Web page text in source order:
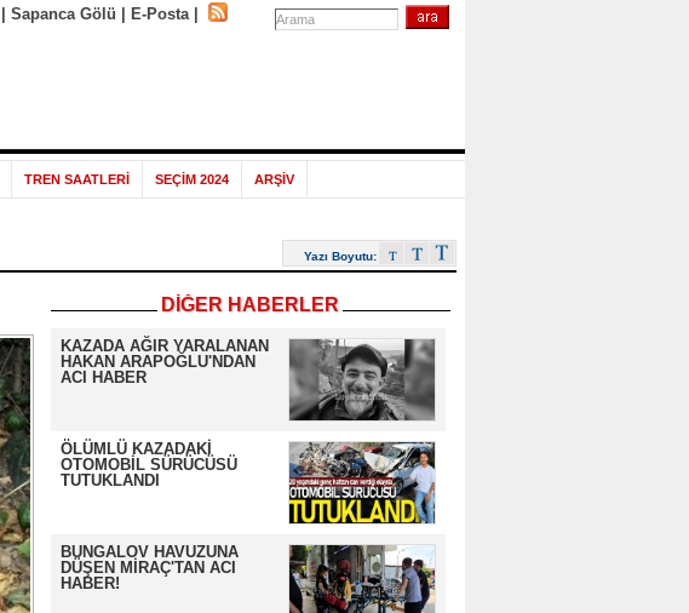
Sapanca Gölü E-Posta|
TREN SAATLERİ SEÇİM 2024 ARŞİV
Yazı Boyutu:
DİĞER HABERLER
KAZADA AĞIR YARALANAN
HAKAN ARAPOĞLU'NDAN
ACI HABER
ÖLÜMLÜ KAZADAKİ
OTOMOBİL SÜRÜCÜSÜ
TUTUKLANDI
BUNGALOV HAVUZUNA
DÜŞEN MİRAÇ'TAN ACI
HABER!